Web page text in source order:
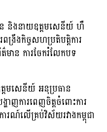
និងនាយឧត្តមសេនីយ៍ ហឺ
ង្រឹងកិច្ច​សហប្រតិបត្តិការ
មាន ការចែករំលែកបទ
មសេនីយ៍ អនុប្រធាន
ាញ​ការពេញ​ចិត្តចំពោះការ
រណ៍លើគ្រប់វិស័យរវាងកម្ពុជា